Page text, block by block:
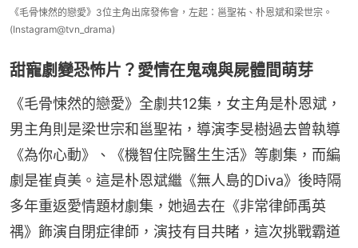
《毛骨悚然的戀愛》3位主角出席發佈會，左起：邕聖祐、朴恩斌和梁世宗。
(Instagram@tvn_drama)
甜寵劇變恐怖片？愛情在鬼魂與屍體間萌芽
《毛骨悚然的戀愛》全劇共12集，女主角是朴恩斌，
男主角則是梁世宗和邕聖祐，導演李旻樹過去曾執導
《為你心動》、《機智住院醫生生活》等劇集，而編
劇是崔貞美。這是朴恩斌繼《無人島的Diva》後時隔
多年重返愛情題材劇集，她過去在《非常律師禹英
禑》飾演自閉症律師，演技有目共睹，這次挑戰霸道